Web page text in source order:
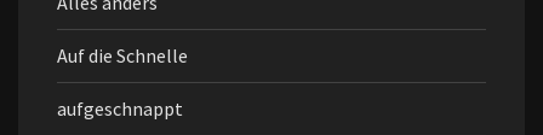
Auf die Schnelle
aufgeschnappt